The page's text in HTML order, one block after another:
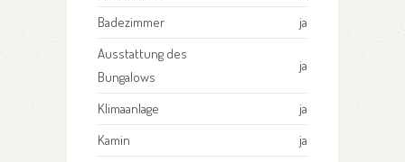
Badezimmer
ja
Ausstattung des
Bungalows
ja
Klimaanlage
ja
Kamin
ja